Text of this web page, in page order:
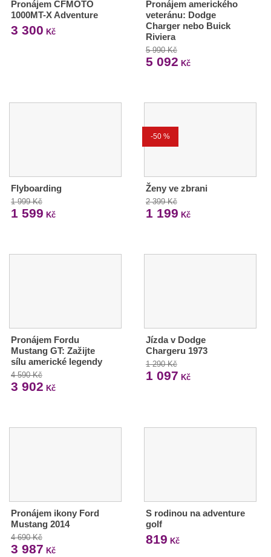
Pronájem CFMOTO
1000MT-X Adventure
3 300 Kč
Pronájem amerického
veteránu: Dodge
Charger nebo Buick
Riviera
5 990 Kč
5 092 Kč
Flyboarding
1 999 Kč
1 599 Kč
-50 %
Ženy ve zbrani
2 399 Kč
1 199 Kč
Pronájem Fordu
Mustang GT: Zažijte
sílu americké legendy
4 590 Kč
3 902 Kč
Jízda v Dodge
Chargeru 1973
1 290 Kč
1 097 Kč
Pronájem ikony Ford
Mustang 2014
4 690 Kč
3 987 Kč
S rodinou na adventure
golf
819 Kč